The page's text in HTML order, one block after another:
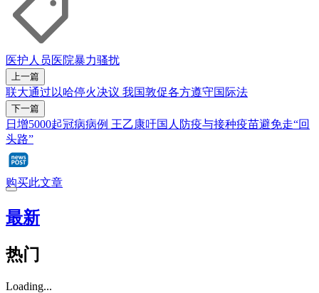
医护人员医院暴力骚扰
上一篇
联大通过以哈停火决议 我国敦促各方遵守国际法
下一篇
日增5000起冠病病例 王乙康吁国人防疫与接种疫苗避免走“回
头路”
购买此文章
最新
热门
Loading...